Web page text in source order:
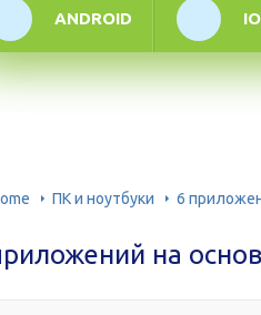
ANDROID
ПК и ноутбуки 6
на